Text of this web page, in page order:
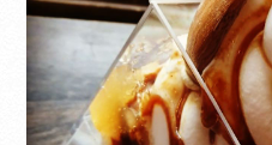
翻訳
当サイトは、外部サイ
Google翻訳サービス